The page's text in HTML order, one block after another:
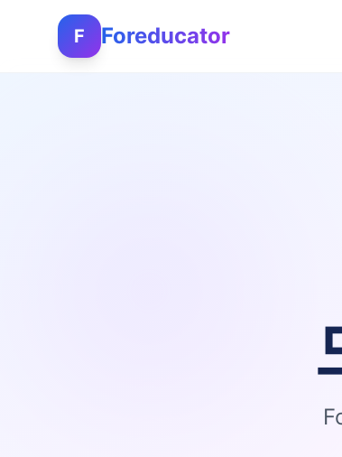
F Foreducator